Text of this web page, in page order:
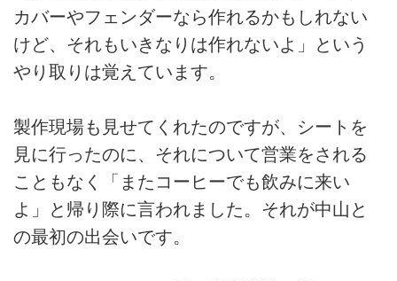
カバーやフェンダーなら作れるかもしれない
けど、それもいきなりは作れないよ」という
やり取りは覚えています。
製作現場も見せてくれたのですが、シートを
見に行ったのに、それについて営業をされる
こともなく「またコーヒーでも飲みに来い
よ」と帰り際に言われました。それが中山と
の最初の出会いです。